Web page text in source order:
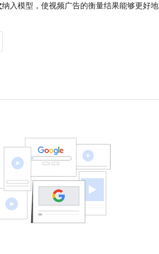
纳入模型，使视频广告的衡量结果能够更好地